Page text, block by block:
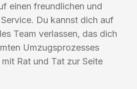
einen freundlichen und
Du kannst dich auf
Team verlassen, das dich
Umzugsprozesses
Rat und Tat zur Seite